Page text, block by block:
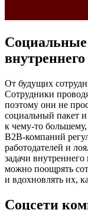
От будущих
Сотрудники
поэтому они не
социальный пакет
к чему-то
B2B-компаний
работодателей и
задачи
можно поощрять
и вдохновлять их,
Соцсети